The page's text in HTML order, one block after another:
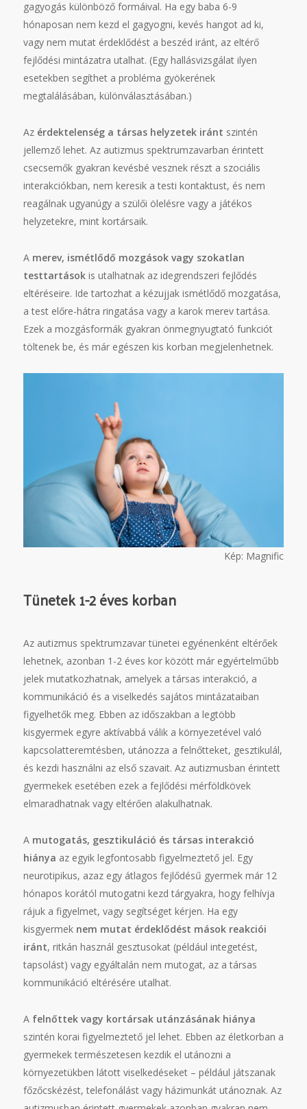
gagyogás különböző formáival. Ha egy baba 6-9
hónaposan nem kezd el gagyogni, kevés hangot ad ki,
vagy nem mutat érdeklődést a beszéd iránt, az eltérő
fejlődési mintázatra utalhat. (Egy hallásvizsgálat ilyen
esetekben segíthet a probléma gyökerének
megtalálásában, különválasztásában.)
Az érdektelenség a társas helyzetek iránt szintén
jellemző lehet. Az autizmus spektrumzavarban érintett
csecsemők gyakran kevésbé vesznek részt a szociális
interakciókban, nem keresik a testi kontaktust, és nem
reagálnak ugyanúgy a szülői ölelésre vagy a játékos
helyzetekre, mint kortársaik.
A merev, ismétlődő mozgások vagy szokatlan
testtartásokis utalhatnak az idegrendszeri fejlődés
eltéréseire. Ide tartozhat a kézujjak ismétlődő mozgatása,
a test előre-hátra ringatása vagy a karok merev tartása.
Ezek a mozgásformák gyakran önmegnyugtató funkciót
töltenek be, és már egészen kis korban megjelenhetnek.
Kép: Magnific
Tünetek 1-2 éves korban
Az autizmus spektrumzavar tünetei egyénenként eltérőek
lehetnek, azonban 1-2 éves kor között már egyértelműbb
jelek mutatkozhatnak, amelyek a társas interakció, a
kommunikáció és a viselkedés sajátos mintázataiban
figyelhetők meg. Ebben az időszakban a legtöbb
kisgyermek egyre aktívabbá válik a környezetével való
kapcsolatteremtésben, utánozza a felnőtteket, gesztikulál,
és kezdi használni az első szavait. Az autizmusban érintett
gyermekek esetében ezek a fejlődési mérföldkövek
elmaradhatnak vagy eltérően alakulhatnak.
A mutogatás, gesztikuláció és társas interakció
hiánya az egyik legfontosabb figyelmeztető jel. Egy
neurotipikus, azaz egy átlagos fejlődésű gyermek már 12
hónapos korától mutogatni kezd tárgyakra, hogy felhívja
rájuk a figyelmet, vagy segítséget kérjen. Ha egy
kisgyermek nem mutat érdeklődést mások reakciói
iránt, ritkán használ gesztusokat (például integetést,
tapsolást) vagy egyáltalán nem mutogat, az a társas
kommunikáció eltérésére utalhat.
A felnőttek vagy kortársak utánzásának hiánya
szintén korai figyelmeztető jel lehet. Ebben az életkorban a
gyermekek természetesen kezdik el utánozni a
környezetükben látott viselkedéseket – például játszanak
főzőcskézést, telefonálást vagy házimunkát utánoznak. Az